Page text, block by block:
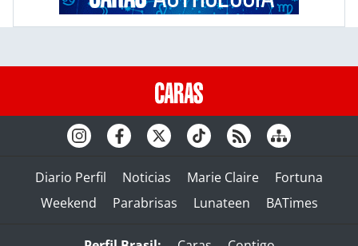
Diario Perfil Noticias Marie Claire
Fortuna
Weekend
Parabrisas Lunateen BATimes